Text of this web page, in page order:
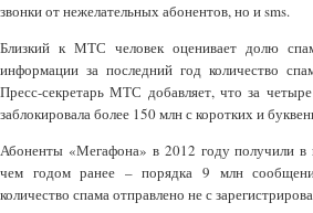
звонки от нежелательных абонентов, но и sms.
Близкий к МТС человек оценивает долю
информации за последний год количество
Пресс-секретарь МТС добавляет, что за
заблокировала более 150 млн с коротких и
Абоненты «Мегафона» в 2012 году получили в
чем годом ранее – порядка 9 млн
количество спама отправлено не с